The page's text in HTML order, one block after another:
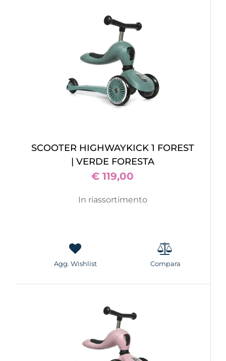
SCOOTER HIGHWAYKICK 1 FOREST
| VERDE FORESTA
€ 119,00
In riassortimento
Agg. Wishlist Compara